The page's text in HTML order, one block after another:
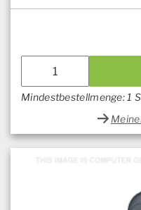
Mindestbestellmenge: 1